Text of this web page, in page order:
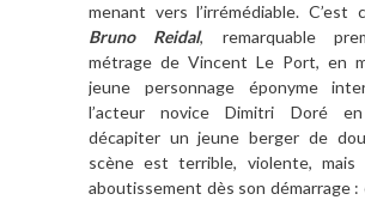
menant vers l’irrémédiable. C’est
Bruno Reidal, remarquable
métrage de Vincent Le Port, en
jeune personnage éponyme
l’acteur novice Dimitri Doré
décapiter un jeune berger de
scène est terrible, violente, mais
aboutissement dès son démarrage :